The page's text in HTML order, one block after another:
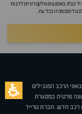
בע"מ באמצעים אלקטרוניים לרבות
הרכב המובילים
פרטית במסגרת
רכב חדש. חברת טרייד